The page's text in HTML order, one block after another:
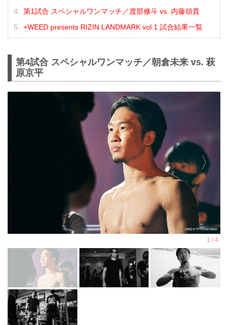
第1試合 スペシャルワンマッチ／渡部修斗 vs. 内藤頌貴
+WEED presents RIZIN LANDMARK vol.1 試合結果一覧
第4試合 スペシャルワンマッチ／朝倉未来 vs. 萩
原京平